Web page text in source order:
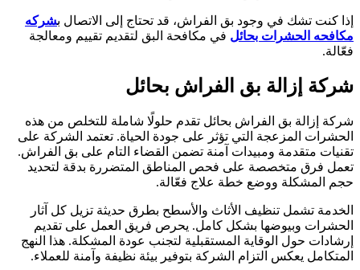
كنت تشك في وجود بق الفراش، قد تحتاج إلى الاتصال بشركه
الحشرات بحائلفي مكافحة البق لتقديم تقييم ومعالجة
إزالة بق الفراش بحائل
إزالة بق الفراش بحائل تقدم حلولًا شاملة للتخلص من هذه
المزعجة التي تؤثر على جودة الحياة. تعتمد الشركة على
متقدمة ومبيدات آمنة تضمن القضاء التام على بق الفراش.
فرق متخصصة على فحص المناطق المتضررة بدقة لتحديد
المشكلة ووضع خطة علاج فعّالة.
تشمل تنظيف الأثاث والأسطح بطرق حديثة تزيل كل آثار
وبيوضها بشكل كامل. يحرص فريق العمل على تقديم
حول الوقاية المستقبلية لتجنب عودة المشكلة. هذا النهج
يعكس التزام الشركة بتوفير بيئة نظيفة وآمنة للعملاء.